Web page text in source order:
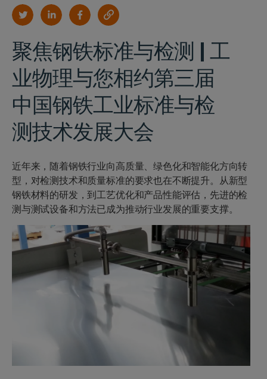
聚焦钢铁标准与检测 | 工
业物理与您相约第三届
中国钢铁工业标准与检
测技术发展大会
近年来，随着钢铁行业向高质量、绿色化和智能化方向转
型，对检测技术和质量标准的要求也在不断提升。从新型
钢铁材料的研发，到工艺优化和产品性能评估，先进的检
测与测试设备和方法已成为推动行业发展的重要支撑。